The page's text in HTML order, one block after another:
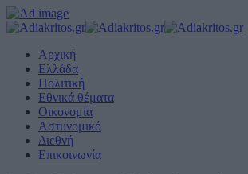
Αρχική
Ελλάδα
Πολιτική
Εθνικά θέματα
Οικονομία
Αστυνομικό
Διεθνή
Επικοινωνία